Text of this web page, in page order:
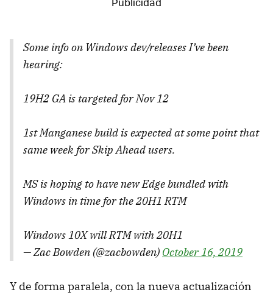
Some info on Windows dev/releases I’ve been
hearing:
19H2 GA is targeted for Nov 12
1st Manganese build is expected at some point that
same week for Skip Ahead users.
MS is hoping to have new Edge bundled with
Windows in time for the 20H1 RTM
Windows 10X will RTM with 20H1
— Zac Bowden (@zacbowden) October 16, 2019
Y de forma paralela, con la nueva actualización